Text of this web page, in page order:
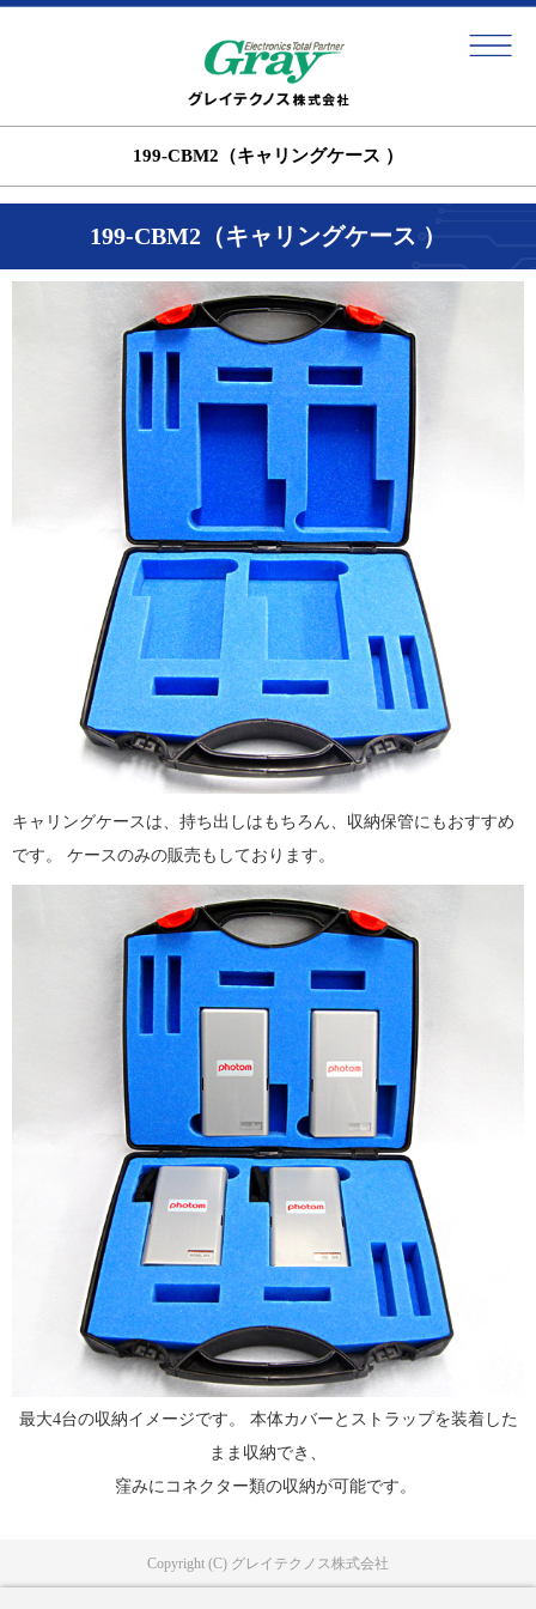
199-CBM2（キャリングケース ）
199-CBM2（キャリングケース ）
​​キャリングケースは、持ち出しはもちろん、収納保管にもおすすめ
です。 ​ケースのみの販売もしております。
最大4台の収納イメージです。 本体カバーとストラップを装着した
まま収納でき、
窪みにコネクター類の収納が可能です。​ ​
Copyright (C) グレイテクノス株式会社